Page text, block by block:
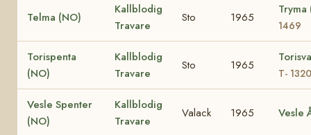
Telma (NO)
Kallblodig
Travare
Sto 1965
1469
Torispenta
(NO)
Kallblodig
Travare
Sto 1965
T- 1320
Vesle Spenter
(NO)
Kallblodig
Travare
Valack 1965 Vesle